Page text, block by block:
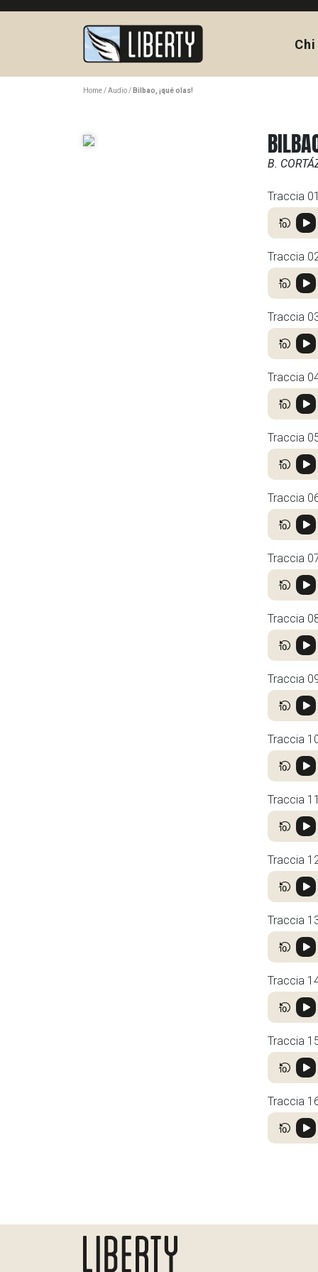
Home Audio Bilbao, ¡qué olas!
B.
Traccia 01
Traccia
Traccia
Traccia
Traccia
Traccia
Traccia
Traccia
Traccia
Traccia
Traccia 11
Traccia
Traccia
Traccia
Traccia
Traccia